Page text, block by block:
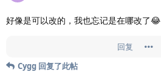
好像是可以改的，我也忘记是在哪改了😂
回复
Cygg 回复了此帖